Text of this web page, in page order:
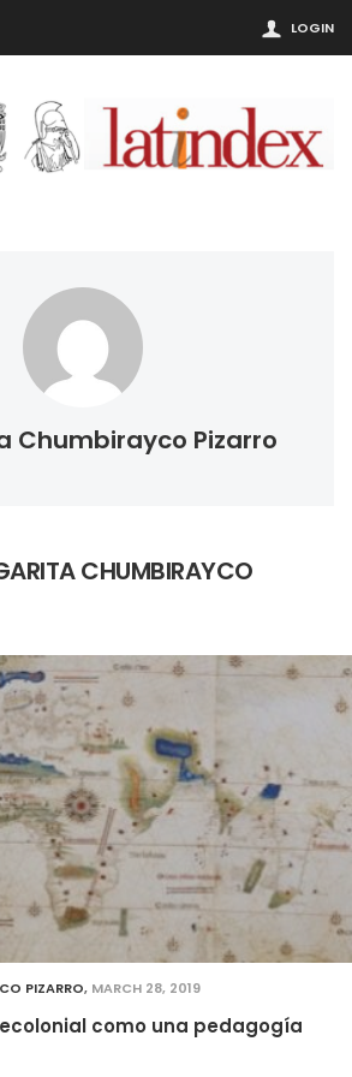
LOGIN
Chumbirayco Pizarro
CHUMBIRAYCO
PIZARRO, MARCH 28, 2019
como una pedagogía